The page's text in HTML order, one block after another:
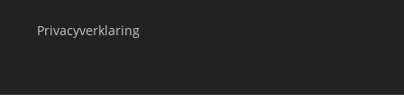
Privacyverklaring